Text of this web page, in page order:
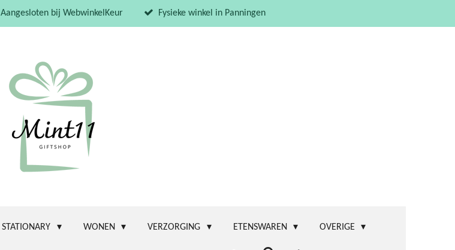
Aangesloten bij WebwinkelKeur Fysieke winkel in Panningen
STATIONARY WONEN VERZORGING ETENSWAREN OVERIGE